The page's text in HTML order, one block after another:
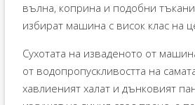
вълна, коприна и подобни
избират машина с висок клас на
Сухотата на изваденото от
от водопропускливостта на
хавлиеният халат и дънковият